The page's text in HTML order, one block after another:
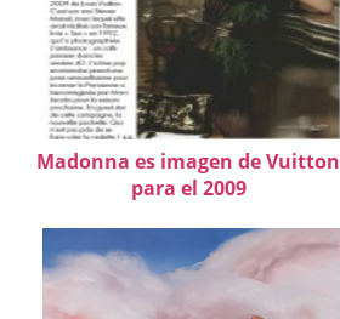
Madonna es imagen de Vuitton
para el 2009